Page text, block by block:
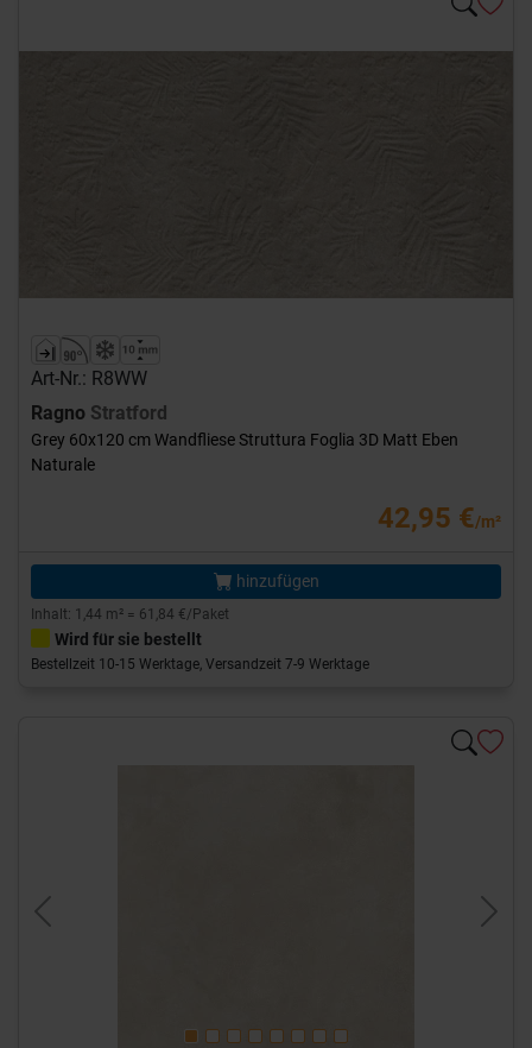
Art-Nr.: R8WW
Ragno Stratford
Grey 60x120 cm Wandfliese Struttura Foglia 3D Matt Eben
Naturale
42,95 €/m²
hinzufügen
Inhalt: 1,44 m² = 61,84 €/Paket
Wird für sie bestellt
Bestellzeit 10-15 Werktage, Versandzeit 7-9 Werktage
Previous Next